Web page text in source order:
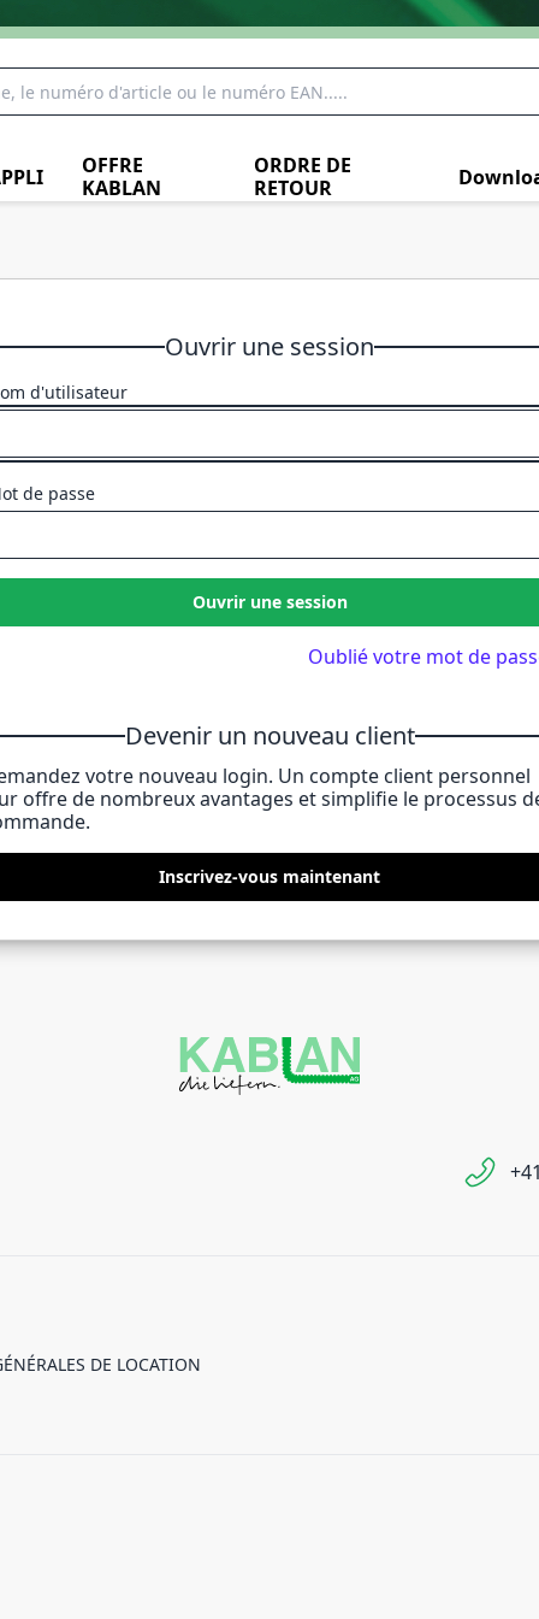
OFFRE
KABLAN
ORDRE DE
RETOUR
Ouvrir une session
d'utilisateur
de passe
Ouvrir une session
Oublié votre mot de
Devenir un nouveau client
votre nouveau login. Un compte client personnel
offre de nombreux avantages et simplifie le processus
Inscrivez-vous maintenant
DE LOCATION